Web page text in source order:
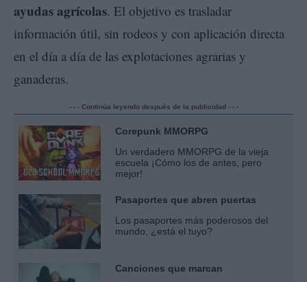
ayudas agrícolas. El objetivo es trasladar
información útil, sin rodeos y con aplicación directa
en el día a día de las explotaciones agrarias y
ganaderas.
- - - Continúa leyendo después de la publicidad - - -
Corepunk MMORPG
Un verdadero MMORPG de la vieja
escuela ¡Cómo los de antes, pero
mejor!
Pasaportes que abren puertas
Los pasaportes más poderosos del
mundo, ¿está el tuyo?
Canciones que marcan